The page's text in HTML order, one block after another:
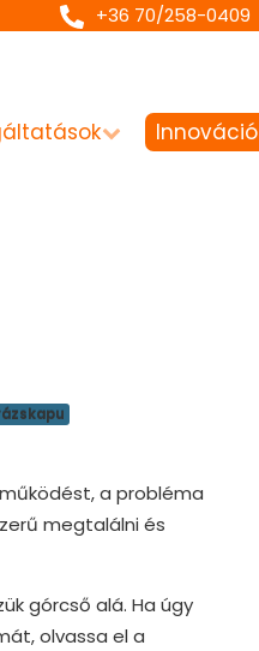
+36 70/258-0409
Innováció
a probléma
megtalálni és
górcső alá. Ha úgy
olvassa el a